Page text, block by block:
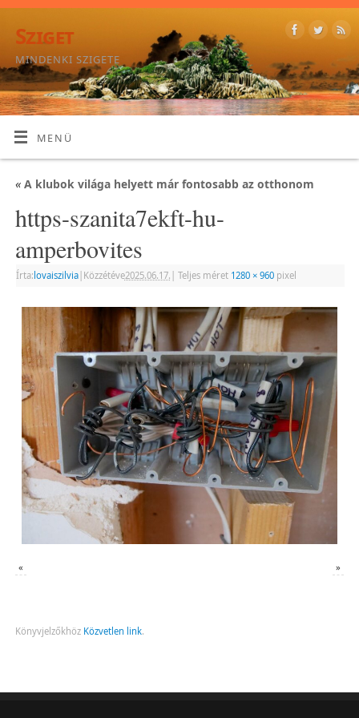
Sziget
MINDENKI SZIGETE
MENÜ
«A klubok világa helyett már fontosabb az otthonom
https-szanita7ekft-hu-
amperbovites
Írta: lovaiszilvia| Közzétéve2025.06.17. Teljes méret 1280 × 960pixel
« »
Könyvjelzőkhöz Közvetlen link.